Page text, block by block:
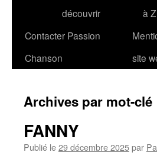
découvrir
à Z
Contacter Passion
Chanson
site
Archives par mot-clé
FANNY
Publié le29 décembre 2025par